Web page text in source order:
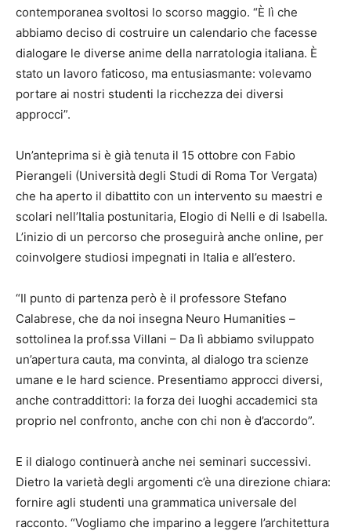
contemporanea svoltosi lo scorso maggio. “È lì che
abbiamo deciso di costruire un calendario che facesse
dialogare le diverse anime della narratologia italiana. È
stato un lavoro faticoso, ma entusiasmante: volevamo
portare ai nostri studenti la ricchezza dei diversi
approcci”.
Un’anteprima si è già tenuta il 15 ottobre con Fabio
Pierangeli (Università degli Studi di Roma Tor Vergata)
che ha aperto il dibattito con un intervento su maestri e
scolari nell’Italia postunitaria, Elogio di Nelli e di Isabella.
L’inizio di un percorso che proseguirà anche online, per
coinvolgere studiosi impegnati in Italia e all’estero.
“Il punto di partenza però è il professore Stefano
Calabrese, che da noi insegna Neuro Humanities –
sottolinea la prof.ssa Villani – Da lì abbiamo sviluppato
un’apertura cauta, ma convinta, al dialogo tra scienze
umane e le hard science. Presentiamo approcci diversi,
anche contraddittori: la forza dei luoghi accademici sta
proprio nel confronto, anche con chi non è d’accordo”.
E il dialogo continuerà anche nei seminari successivi.
Dietro la varietà degli argomenti c’è una direzione chiara:
fornire agli studenti una grammatica universale del
racconto. “Vogliamo che imparino a leggere l’architettura